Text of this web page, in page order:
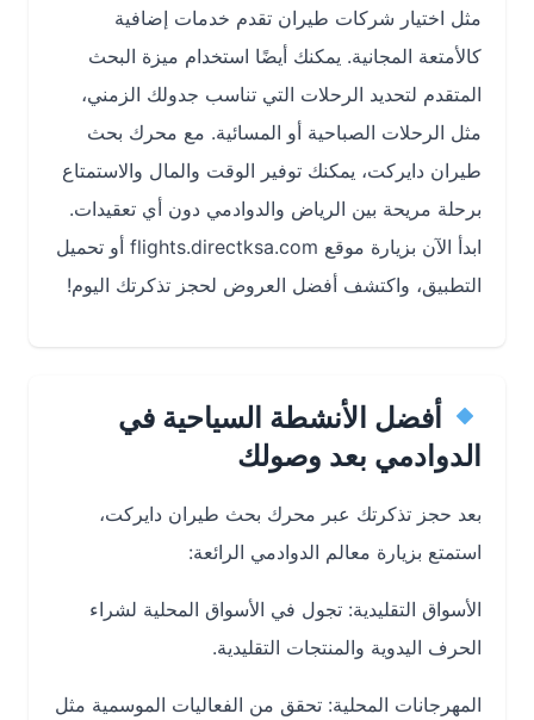
مثل اختيار شركات طيران تقدم خدمات إضافية
كالأمتعة المجانية. يمكنك أيضًا استخدام ميزة البحث
المتقدم لتحديد الرحلات التي تناسب جدولك الزمني،
مثل الرحلات الصباحية أو المسائية. مع محرك بحث
طيران دايركت، يمكنك توفير الوقت والمال والاستمتاع
برحلة مريحة بين الرياض والدوادمي دون أي تعقيدات.
ابدأ الآن بزيارة موقع flights.directksa.com أو تحميل
التطبيق، واكتشف أفضل العروض لحجز تذكرتك اليوم!
أفضل الأنشطة السياحية في
الدوادمي بعد وصولك
بعد حجز تذكرتك عبر محرك بحث طيران دايركت،
استمتع بزيارة معالم الدوادمي الرائعة:
الأسواق التقليدية: تجول في الأسواق المحلية لشراء
الحرف اليدوية والمنتجات التقليدية.
المهرجانات المحلية: تحقق من الفعاليات الموسمية مثل